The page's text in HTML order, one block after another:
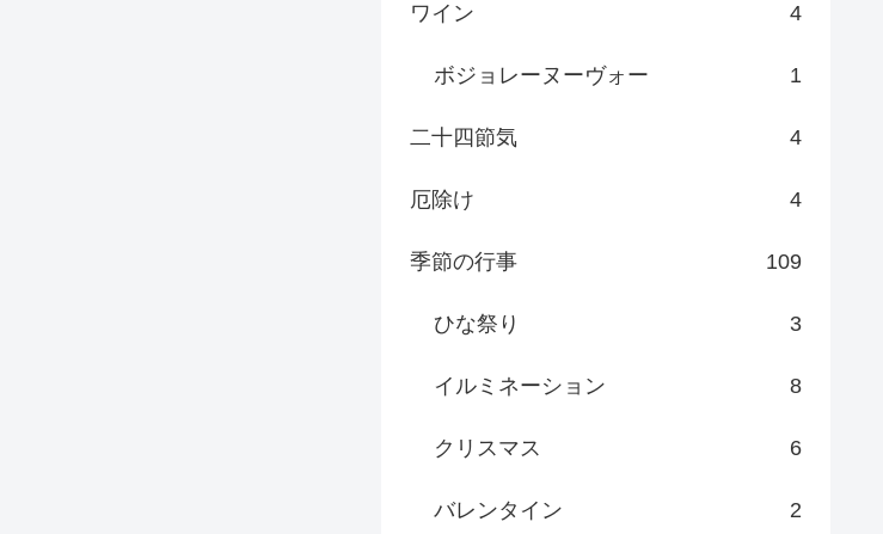
ワイン 4
ボジョレーヌーヴォー 1
二十四節気 4
厄除け 4
季節の行事 109
ひな祭り 3
イルミネーション 8
クリスマス 6
バレンタイン 2